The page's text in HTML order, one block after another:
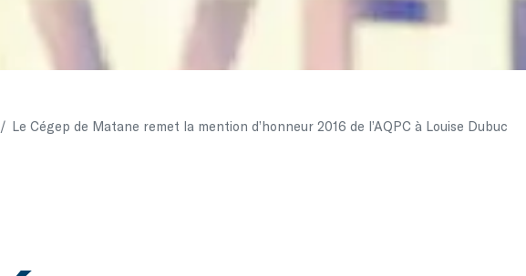
/ Le Cégep de Matane remet la mention d’honneur 2016 de l’AQPC à Louise Dubuc